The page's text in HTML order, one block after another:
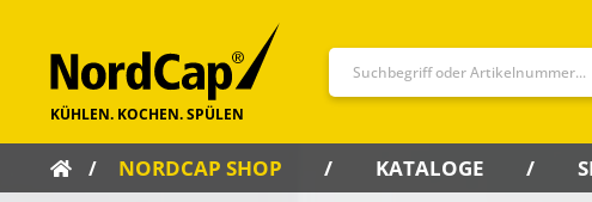
NORDCAP SHOP KATALOGE